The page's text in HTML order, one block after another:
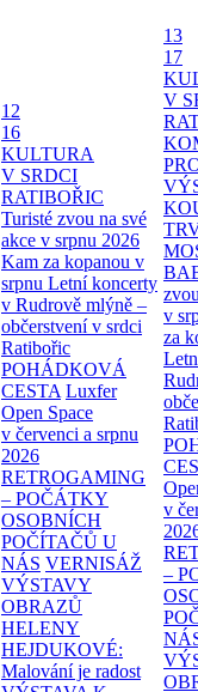
12
16
KULTURA
V SRDCI
RATIBOŘIC
Turisté zvou na své
akce v srpnu 2026
Kam za kopanou v
srpnu Letní koncerty
v Rudrově mlýně –
občerstvení v srdci
Ratibořic
POHÁDKOVÁ
CESTA Luxfer
Open Space
v červenci a srpnu
2026
RETROGAMING
– POČÁTKY
OSOBNÍCH
POČÍTAČŮ U
NÁS VERNISÁŽ
VÝSTAVY
OBRAZŮ
HELENY
HEJDUKOVÉ:
Malování je radost
13
17
V
v
za
v
–